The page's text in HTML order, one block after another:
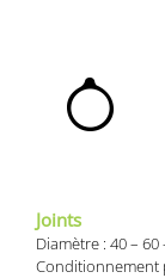
Joints
Diamètre : 40 – 60
Conditionnement